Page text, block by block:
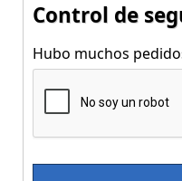
Control de
Hubo muchos